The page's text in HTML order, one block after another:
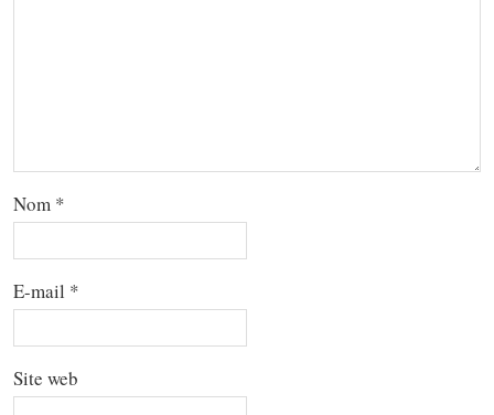
Nom *
E-mail *
Site web